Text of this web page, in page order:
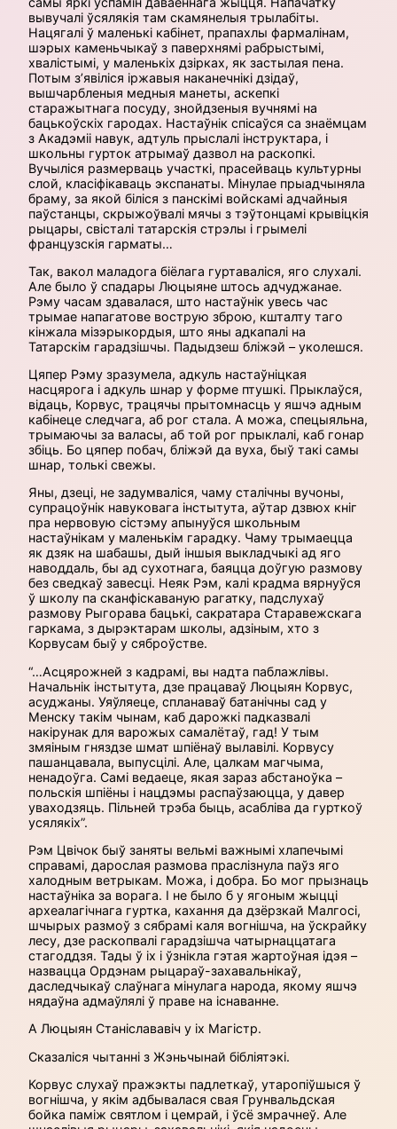
вывучалі ўсялякія там скамянелыя трылабіты.
Нацягалі ў маленькі кабінет, прапахлы фармалінам,
шэрых каменьчыкаў з паверхнямі рабрыстымі,
хвалістымі, у маленькіх дзірках, як застылая пена.
Потым з’явіліся іржавыя наканечнікі дзідаў,
вышчарбленыя медныя манеты, аскепкі
старажытнага посуду, знойдзеныя вучнямі на
бацькоўскіх гародах. Настаўнік спісаўся са знаёмцам
з Акадэміі навук, адтуль прыслалі інструктара, і
школьны гурток атрымаў дазвол на раскопкі.
Вучыліся размерваць участкі, прасейваць культурны
слой, класіфікаваць экспанаты. Мінулае прыадчыняла
браму, за якой біліся з панскімі войскамі адчайныя
паўстанцы, скрыжоўвалі мячы з тэўтонцамі крывіцкія
рыцары, свісталі татарскія стрэлы і грымелі
французскія гарматы…
Так, вакол маладога біёлага гуртаваліся, яго слухалі.
Але было ў спадары Люцыяне штось адчуджанае.
Рэму часам здавалася, што настаўнік увесь час
трымае напагатове вострую зброю, кшталту таго
кінжала мізэрыкордыя, што яны адкапалі на
Татарскім гарадзішчы. Падыдзеш бліжэй – уколешся.
Цяпер Рэму зразумела, адкуль настаўніцкая
насцярога і адкуль шнар у форме птушкі. Прыклаўся,
відаць, Корвус, трацячы прытомнасць у яшчэ адным
кабінеце следчага, аб рог стала. А можа, спецыяльна,
трымаючы за валасы, аб той рог прыклалі, каб гонар
збіць. Бо цяпер побач, бліжэй да вуха, быў такі самы
шнар, толькі свежы.
Яны, дзеці, не задумваліся, чаму сталічны вучоны,
супрацоўнік навуковага інстытута, аўтар дзвюх кніг
пра нервовую сістэму апынуўся школьным
настаўнікам у маленькім гарадку. Чаму трымаецца
як дзяк на шабашы, дый іншыя выкладчыкі ад яго
наводдаль, бы ад сухотнага, баяцца доўгую размову
без сведкаў завесці. Неяк Рэм, калі крадма вярнуўся
ў школу па сканфіскаваную рагатку, падслухаў
размову Рыгорава бацькі, сакратара Старавежскага
гаркама, з дырэктарам школы, адзіным, хто з
Корвусам быў у сяброўстве.
“…Асцярожней з кадрамі, вы надта паблажлівы.
Начальнік інстытута, дзе працаваў Люцыян Корвус,
асуджаны. Уяўляеце, спланаваў батанічны сад у
Менску такім чынам, каб дарожкі падказвалі
накірунак для варожых самалётаў, гад! У тым
змяіным гняздзе шмат шпіёнаў вылавілі. Корвусу
пашанцавала, выпусцілі. Але, цалкам магчыма,
ненадоўга. Самі ведаеце, якая зараз абстаноўка –
польскія шпіёны і нацдэмы распаўзаюцца, у давер
уваходзяць. Пільней трэба быць, асабліва да гурткоў
усялякіх”.
Рэм Цвічок быў заняты вельмі важнымі хлапечымі
справамі, дарослая размова праслізнула паўз яго
халодным ветрыкам. Можа, і добра. Бо мог прызнаць
настаўніка за ворага. І не было б у ягоным жыцці
археалагічнага гуртка, кахання да дзёрзкай Малгосі,
шчырых размоў з сябрамі каля вогнішча, на ўскрайку
лесу, дзе раскопвалі гарадзішча чатырнаццатага
стагоддзя. Тады ў іх і ўзнікла гэтая жартоўная ідэя –
назвацца Ордэнам рыцараў-захавальнікаў,
даследчыкаў слаўнага мінулага народа, якому яшчэ
нядаўна адмаўлялі ў праве на існаванне.
А Люцыян Станіслававіч у іх Магістр.
Сказаліся чытанні з Жэньчынай бібліятэкі.
Корвус слухаў пражэкты падлеткаў, утаропіўшыся ў
вогнішча, у якім адбывалася свая Грунвальдская
бойка паміж святлом і цемрай, і ўсё змрачнеў. Але